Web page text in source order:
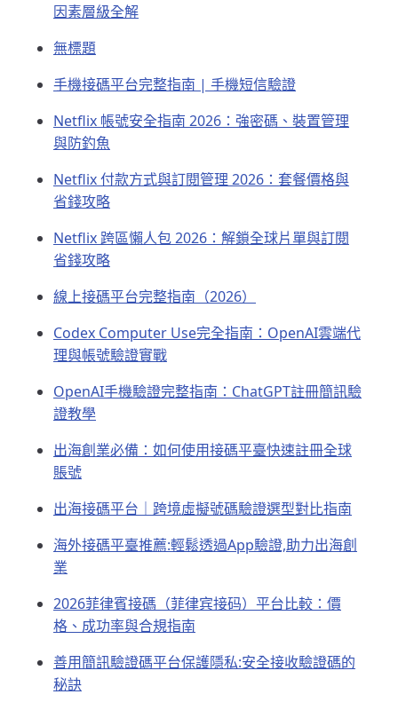
因素層級全解
無標題
手機接碼平台完整指南 | 手機短信驗證
Netflix 帳號安全指南 2026：強密碼、裝置管理
與防釣魚
Netflix 付款方式與訂閱管理 2026：套餐價格與
省錢攻略
Netflix 跨區懶人包 2026：解鎖全球片單與訂閱
省錢攻略
線上接碼平台完整指南（2026）
Codex Computer Use完全指南：OpenAI雲端代
理與帳號驗證實戰
OpenAI手機驗證完整指南：ChatGPT註冊簡訊驗
證教學
出海創業必備：如何使用接碼平臺快速註冊全球
賬號
出海接碼平台｜跨境虛擬號碼驗證選型對比指南
海外接碼平臺推薦:輕鬆透過App驗證,助力出海創
業
2026菲律賓接碼（菲律宾接码）平台比較：價
格、成功率與合規指南
善用簡訊驗證碼平台保護隱私:安全接收驗證碼的
秘訣